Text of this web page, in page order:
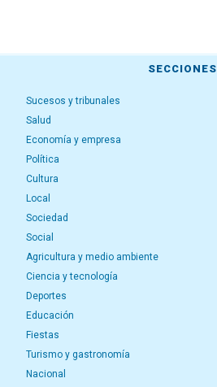
SECCIONES
Sucesos y tribunales
Salud
Economía y empresa
Política
Cultura
Local
Sociedad
Social
Agricultura y medio ambiente
Ciencia y tecnología
Deportes
Educación
Fiestas
Turismo y gastronomía
Nacional